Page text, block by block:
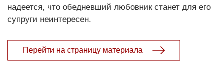
надеется, что обедневший любовник станет для его
супруги неинтересен.
Перейти на страницу материала